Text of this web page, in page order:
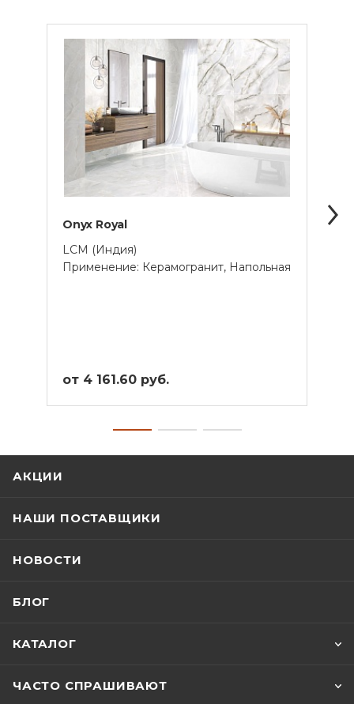
Onyx Royal
LCM (Индия)
Применение: Керамогранит, Напольная
от 4 161.60 руб.
АКЦИИ
НАШИ ПОСТАВЩИКИ
НОВОСТИ
БЛОГ
КАТАЛОГ
ЧАСТО СПРАШИВАЮТ